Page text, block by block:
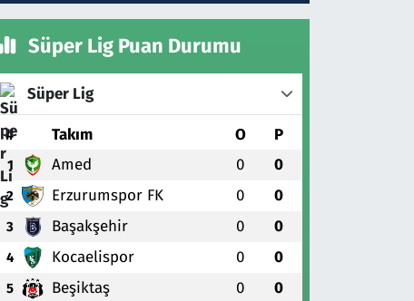
Süper Lig Puan Durumu
Süper Lig
# Takım O P
1 Amed 0 0
2 Erzurumspor FK 0 0
3 Başakşehir 0 0
4 Kocaelispor 0 0
5 Beşiktaş 0 0